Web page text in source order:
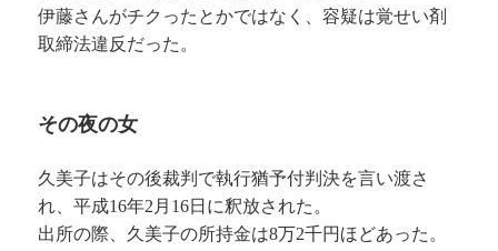
伊藤さんがチクったとかではなく、容疑は覚せい剤
取締法違反だった。
その夜の女
久美子はその後裁判で執行猶予付判決を言い渡さ
れ、平成16年2月16日に釈放された。
出所の際、久美子の所持金は8万2千円ほどあった。